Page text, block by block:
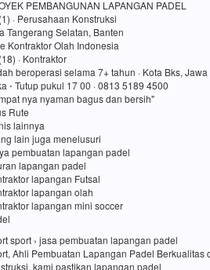
PEMBANGUNAN LAPANGAN PADEL
· Perusahaan Konstruksi
Tangerang Selatan, Banten
Kontraktor Olah Indonesia
· Kontraktor
beroperasi selama 7+ tahun · Kota Bks,
⋅ Tutup pukul 17 00 · 0813 5189 4500
nya nyaman bagus dan bersih"
Rute
lainnya
lain juga menelusuri
pembuatan lapangan padel
lapangan padel
lapangan Futsal
lapangan olah
lapangan mini soccer
sport › jasa pembuatan lapangan padel
Ahli Pembuatan Lapangan Padel
kami pastikan lapangan padel